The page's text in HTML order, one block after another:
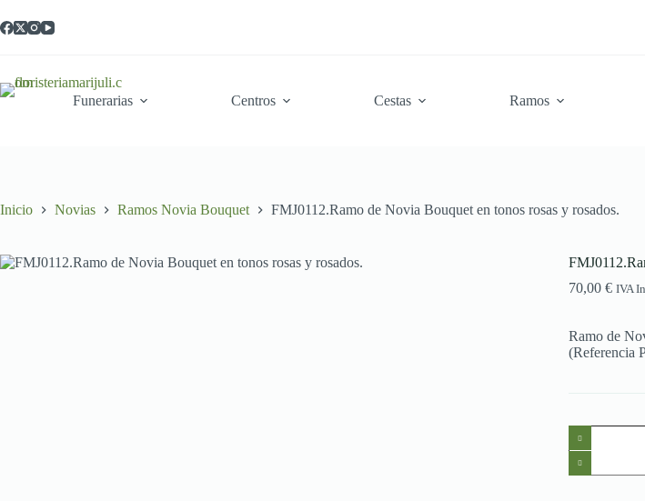
al
contenido
Funerarias Centros Cestas Ramos
Inicio Novias Ramos Novia Bouquet FMJ0112.Ramo de Novia Bouquet en tonos rosas y rosados.
70,00 € IVA
Ramo de
(Referencia
de
Novia
Bouquet